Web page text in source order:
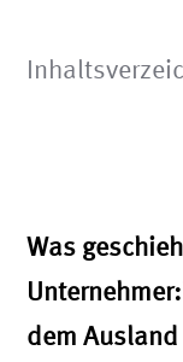
Was
dem